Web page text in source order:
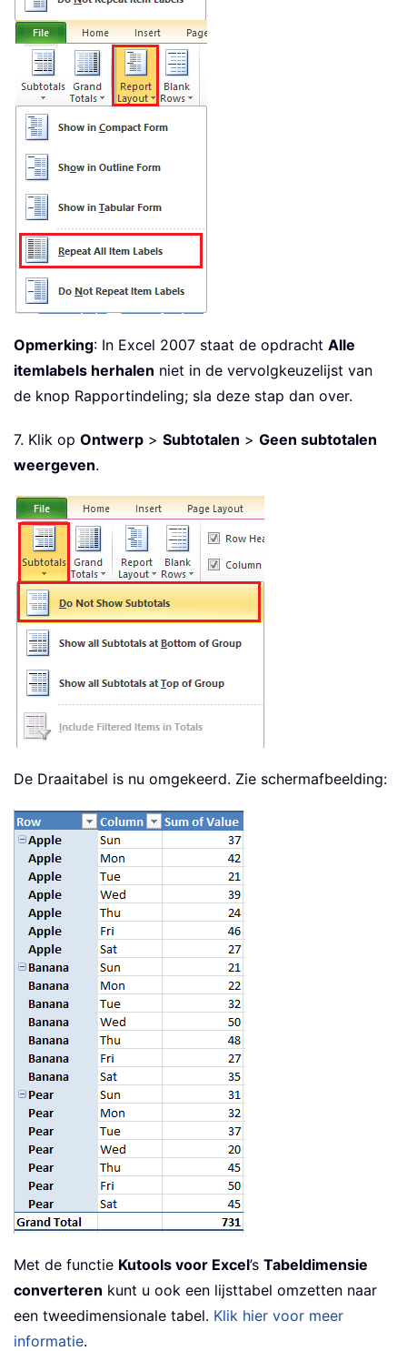
Opmerking: In Excel 2007 staat de opdracht Alle
itemlabels herhalen niet in de vervolgkeuzelijst van
de knop Rapportindeling; sla deze stap dan over.
7. Klik op Ontwerp > Subtotalen > Geen subtotalen
weergeven.
De Draaitabel is nu omgekeerd. Zie schermafbeelding:
Met de functie Kutools voor Excel’s Tabeldimensie
converteren kunt u ook een lijsttabel omzetten naar
een tweedimensionale tabel. Klik hier voor meer
informatie.